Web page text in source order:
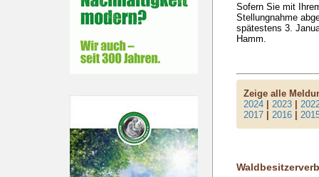
Sofern Sie mit
Stellungnahme
spätestens 3.
Hamm.
Zeige alle
2024 |2023 |
2017 |2016 |